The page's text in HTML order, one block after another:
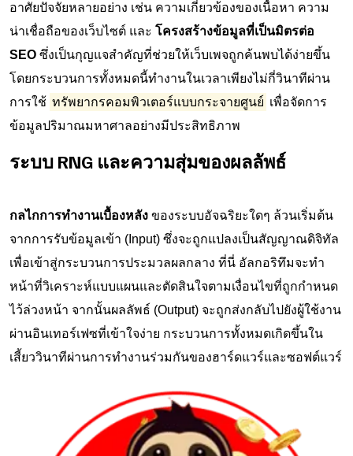
อาศัยปัจจัยหลายอย่าง เช่น ความเกี่ยวข้องของเนื้อหา ความ
น่าเชื่อถือของเว็บไซต์ และ โครงสร้างข้อมูลที่เป็นมิตรต่อ
SEO ซึ่งเป็นกุญแจสำคัญที่ช่วยให้เว็บเพจถูกค้นพบได้ง่ายขึ้น
โดยกระบวนการทั้งหมดนี้ทำงานในเวลาเพียงไม่กี่วินาทีผ่าน
การใช้ ทรัพยากรคอมพิวเตอร์แบบกระจายศูนย์ เพื่อจัดการ
ข้อมูลปริมาณมหาศาลอย่างมีประสิทธิภาพ
ระบบ RNG และความสุ่มของผลลัพธ์
กลไกการทำงานเบื้องหลัง ของระบบอัจฉริยะใดๆ ล้วนเริ่มต้น
จากการรับข้อมูลเข้า (Input) ซึ่งจะถูกแปลงเป็นสัญญาณดิจิทัล
เพื่อเข้าสู่กระบวนการประมวลผลกลาง ที่นี่ อัลกอริทึมจะทำ
หน้าที่วิเคราะห์แบบแผนและตัดสินใจตามเงื่อนไขที่ถูกกำหนด
ไว้ล่วงหน้า จากนั้นผลลัพธ์ (Output) จะถูกส่งกลับไปยังผู้ใช้งาน
ผ่านอินเทอร์เฟซที่เข้าใจง่าย กระบวนการทั้งหมดเกิดขึ้นใน
เสี้ยววินาทีผ่านการทำงานร่วมกันของฮาร์ดแวร์และซอฟต์แวร์